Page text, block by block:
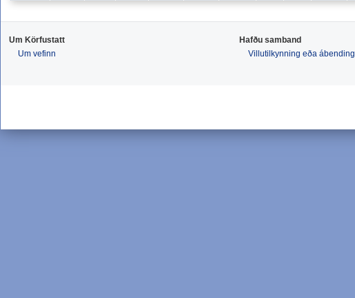
Um Körfustatt
Um vefinn
Hafðu samband
Villutilkynning eða ábending